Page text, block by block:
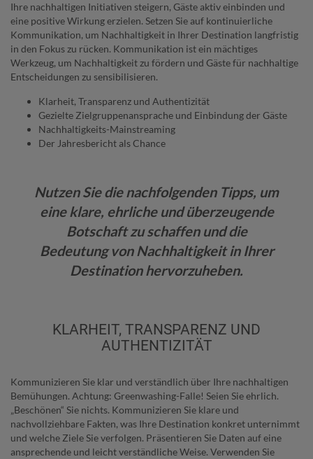
Ihre nachhaltigen Initiativen steigern, Gäste aktiv einbinden und
eine positive Wirkung erzielen. Setzen Sie auf kontinuierliche
Kommunikation, um Nachhaltigkeit in Ihrer Destination langfristig
in den Fokus zu rücken. Kommunikation ist ein mächtiges
Werkzeug, um Nachhaltigkeit zu fördern und Gäste für nachhaltige
Entscheidungen zu sensibilisieren.
Klarheit, Transparenz und Authentizität
Gezielte Zielgruppenansprache und Einbindung der Gäste
Nachhaltigkeits-Mainstreaming
Der Jahresbericht als Chance
Nutzen Sie die nachfolgenden Tipps, um
eine klare, ehrliche und überzeugende
Botschaft zu schaffen und die
Bedeutung von Nachhaltigkeit in Ihrer
Destination hervorzuheben.
KLARHEIT, TRANSPARENZ UND
AUTHENTIZITÄT
Kommunizieren Sie klar und verständlich über Ihre nachhaltigen
Bemühungen. Achtung: Greenwashing-Falle! Seien Sie ehrlich.
„Beschönen“ Sie nichts. Kommunizieren Sie klare und
nachvollziehbare Fakten, was Ihre Destination konkret unternimmt
und welche Ziele Sie verfolgen. Präsentieren Sie Daten auf eine
ansprechende und leicht verständliche Weise. Verwenden Sie